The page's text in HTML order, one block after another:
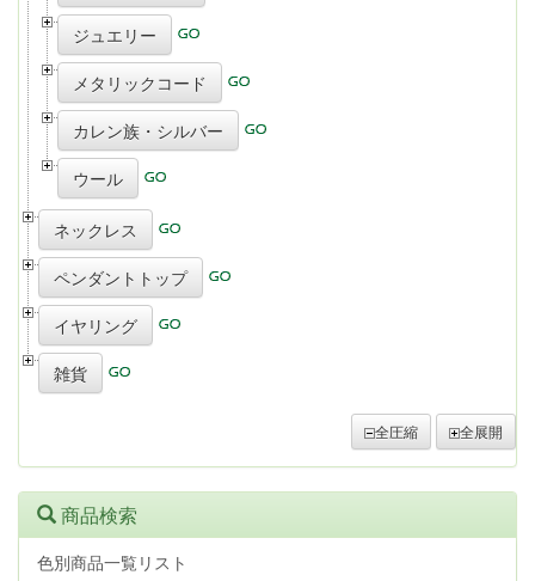
ジュエリー
メタリックコード
カレン族・シルバー
ウール
ネックレス
ペンダントトップ
イヤリング
雑貨
全圧縮 全展開
商品検索
色別商品一覧リスト